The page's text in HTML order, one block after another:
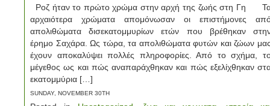
Ροζ ήταν το πρώτο χρώμα στην αρχή της ζωής στη Γη
αρχαιότερα χρώματα απομόνωσαν οι επιστήμονες
απολιθώματα δισεκατομμυρίων ετών που βρέθηκαν
έρημο Σαχάρα. Ως τώρα, τα απολιθώματα φυτών και ζώων
έχουν αποκαλύψει πολλές πληροφορίες. Από το σχήμα,
μέγεθος ως και πώς αναπαράχθηκαν και πώς εξελίχθηκαν
εκατομμύρια […]
SUNDAY, NOVEMBER 30TH